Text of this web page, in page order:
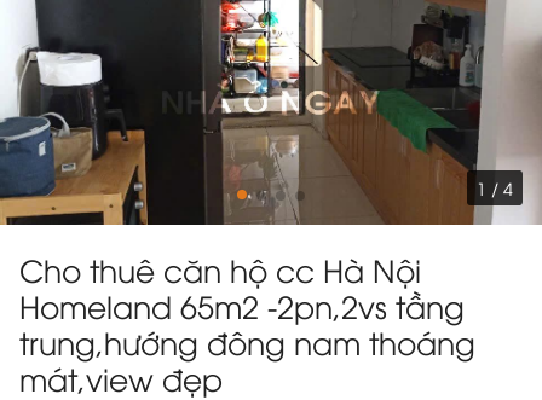
1 / 4
Cho thuê căn hộ cc Hà Nội
Homeland 65m2 -2pn,2vs tầng
trung,hướng đông nam thoáng
mát,view đẹp